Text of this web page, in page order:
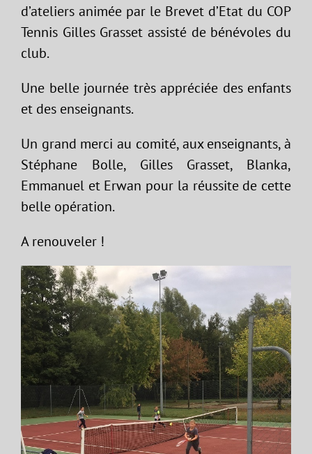
d’ateliers animée par le Brevet d’Etat du COP
Tennis Gilles Grasset assisté de bénévoles du
club.
Une belle journée très appréciée des enfants
et des enseignants.
Un grand merci au comité, aux enseignants, à
Stéphane Bolle, Gilles Grasset, Blanka,
Emmanuel et Erwan pour la réussite de cette
belle opération.
A renouveler !